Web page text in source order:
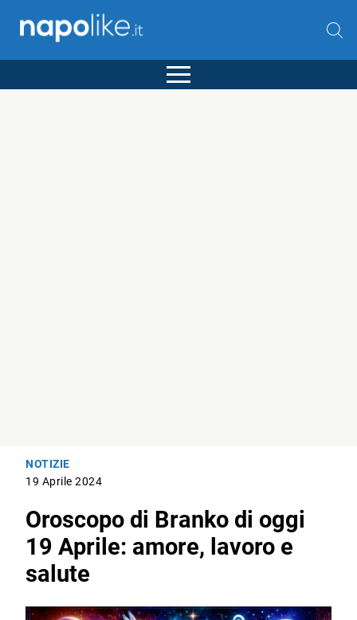
NOTIZIE
19 Aprile 2024
Oroscopo di Branko di oggi
19 Aprile: amore, lavoro e
salute